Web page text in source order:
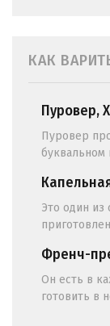
КАК
Пуровер,
Пуровер
Это один из
Френч-
Он есть в
готовить в